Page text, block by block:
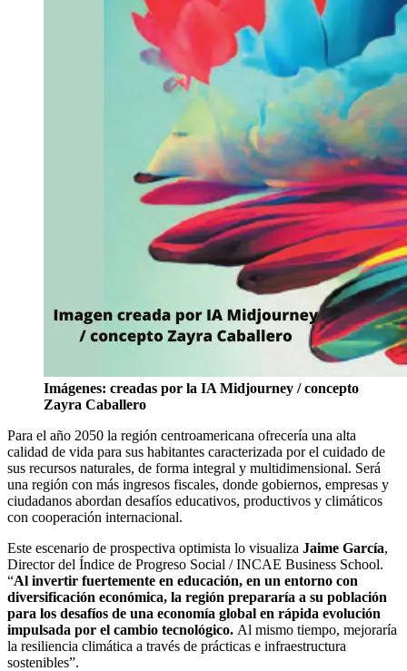
Imágenes: creadas por la IA Midjourney / concepto
Zayra Caballero
Para el año 2050 la región centroamericana ofrecería una alta
calidad de vida para sus habitantes caracterizada por el cuidado de
sus recursos naturales, de forma integral y multidimensional. Será
una región con más ingresos fiscales, donde gobiernos, empresas y
ciudadanos abordan desafíos educativos, productivos y climáticos
con cooperación internacional.
Este escenario de prospectiva optimista lo visualiza Jaime García,
Director del Índice de Progreso Social / INCAE Business School.
“Al invertir fuertemente en educación, en un entorno con
diversificación económica, la región prepararía a su población
para los desafíos de una economía global en rápida evolución
impulsada por el cambio tecnológico. Al mismo tiempo, mejoraría
la resiliencia climática a través de prácticas e infraestructura
sostenibles”.